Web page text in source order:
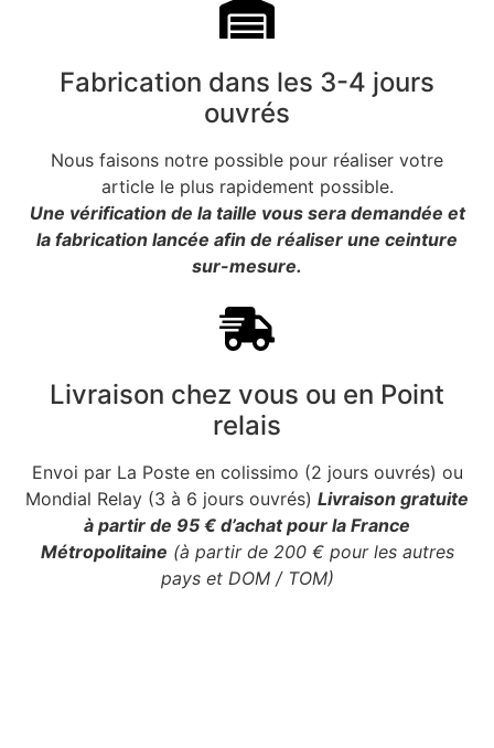
Fabrication dans les 3-4 jours
ouvrés
Nous faisons notre possible pour réaliser votre
article le plus rapidement possible.
Une vérification de la taille vous sera demandée et
la fabrication lancée afin de réaliser une ceinture
sur-mesure.
Livraison chez vous ou en Point
relais
Envoi par La Poste en colissimo (2 jours ouvrés) ou
Mondial Relay (3 à 6 jours ouvrés) Livraison gratuite
à partir de 95 € d’achat pour la France
Métropolitaine (à partir de 200 € pour les autres
pays et DOM / TOM)